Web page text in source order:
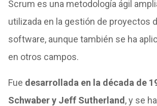
Scrum es una metodología ágil
utilizada en la gestión de proyectos
software, aunque también se ha
en otros campos.
Fue desarrollada en la década de
Schwaber y Jeff Sutherland , y se